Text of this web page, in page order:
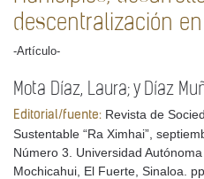
descentralización en
-Artículo-
Mota Díaz, Laura; y Díaz
Editorial/fuente: Revista de
Sustentable “Ra Ximhai”,
Número 3. Universidad
Mochicahui, El Fuerte, Sinaloa.